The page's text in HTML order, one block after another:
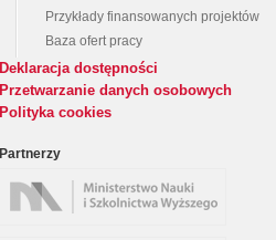
Przykłady finansowanych projektów
Baza ofert pracy
Deklaracja dostępności
Przetwarzanie danych osobowych
Polityka cookies
Partnerzy